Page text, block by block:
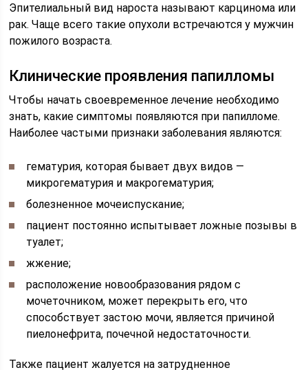
Эпителиальный вид нароста называют карцинома или
рак. Чаще всего такие опухоли встречаются у мужчин
пожилого возраста.
Клинические проявления папилломы
Чтобы начать своевременное лечение необходимо
знать, какие симптомы появляются при папилломе.
Наиболее частыми признаки заболевания являются:
гематурия, которая бывает двух видов —
микрогематурия и макрогематурия;
болезненное мочеиспускание;
пациент постоянно испытывает ложные позывы в
туалет;
жжение;
расположение новообразования рядом с
мочеточником, может перекрыть его, что
способствует застою мочи, является причиной
пиелонефрита, почечной недостаточности.
Также пациент жалуется на затрудненное